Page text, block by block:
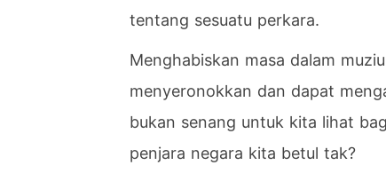
tentang sesuatu perkara.
Menghabiskan masa dalam
menyeronokkan dan dapat
bukan senang untuk kita lihat
penjara negara kita betul tak?